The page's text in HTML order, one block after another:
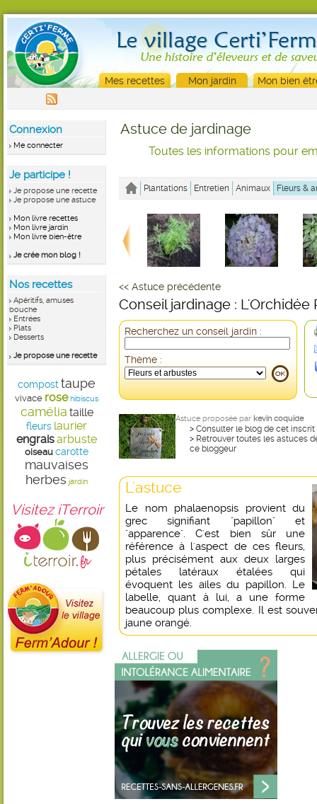
Mes recettes Mon jardin Mon bien
Connexion
Me connecter
Je participe !
Je propose une recette
Je propose une astuce
Mon livre recettes
Mon livre jardin
Mon livre bien-être
Je crée mon blog !
Nos recettes
Apéritifs, amuses
bouche
Entrées
Plats
Desserts
Je propose une recette
compost taupe
vivace rose hibiscus
camélia taille
fleurs laurier
engraisarbuste
oiseau carotte
mauvaises
herbes jardin
Visitez iTerroir
Astuce de jardinage
Toutes les informations pour
Plantations Entretien Animaux Fleurs &
<< Astuce précédente
Conseil jardinage : L'Orchidée
Recherchez un conseil jardin :
Thème :
Astuce proposée par kevin coquide
> Consulter le blog de cet inscrit
> Retrouver toutes les astuces
ce bloggeur
L'astuce
Le nom phalaenopsis provient du
grec signifiant "papillon" et
"apparence". C'est bien sûr une
référence à l'aspect de ces fleurs,
plus précisément aux deux larges
pétales latéraux étalées qui
évoquent les ailes du papillon. Le
labelle, quant à lui, a une forme
beaucoup plus complexe. Il est
jaune orangé.